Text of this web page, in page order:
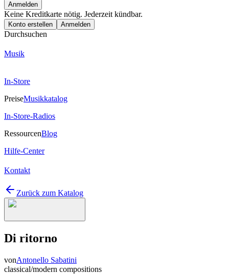
Anmelden
Keine Kreditkarte nötig. Jederzeit kündbar.
Konto erstellen Anmelden
Durchsuchen
Musik
In-Store
PreiseMusikkatalog
In-Store-Radios
RessourcenBlog
Hilfe-Center
Kontakt
Zurück zum Katalog
Di ritorno
vonAntonello Sabatini
classical/modern compositions